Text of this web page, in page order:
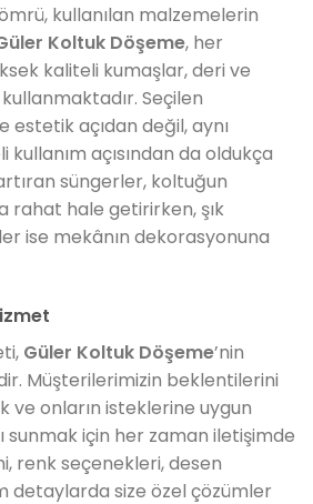
kullanılan malzemelerin
Koltuk Döşeme, her
kaliteli kumaşlar, deri ve
Seçilen
estetik açıdan değil, aynı
kullanım açısından da oldukça
süngerler, koltuğun
rahat hale getirirken, şık
ise mekânın dekorasyonuna
Güler Koltuk Döşeme’nin
Müşterilerimizin beklentilerini
ve onların isteklerine uygun
sunmak için her zaman iletişimde
renk seçenekleri, desen
detaylarda size özel çözümler